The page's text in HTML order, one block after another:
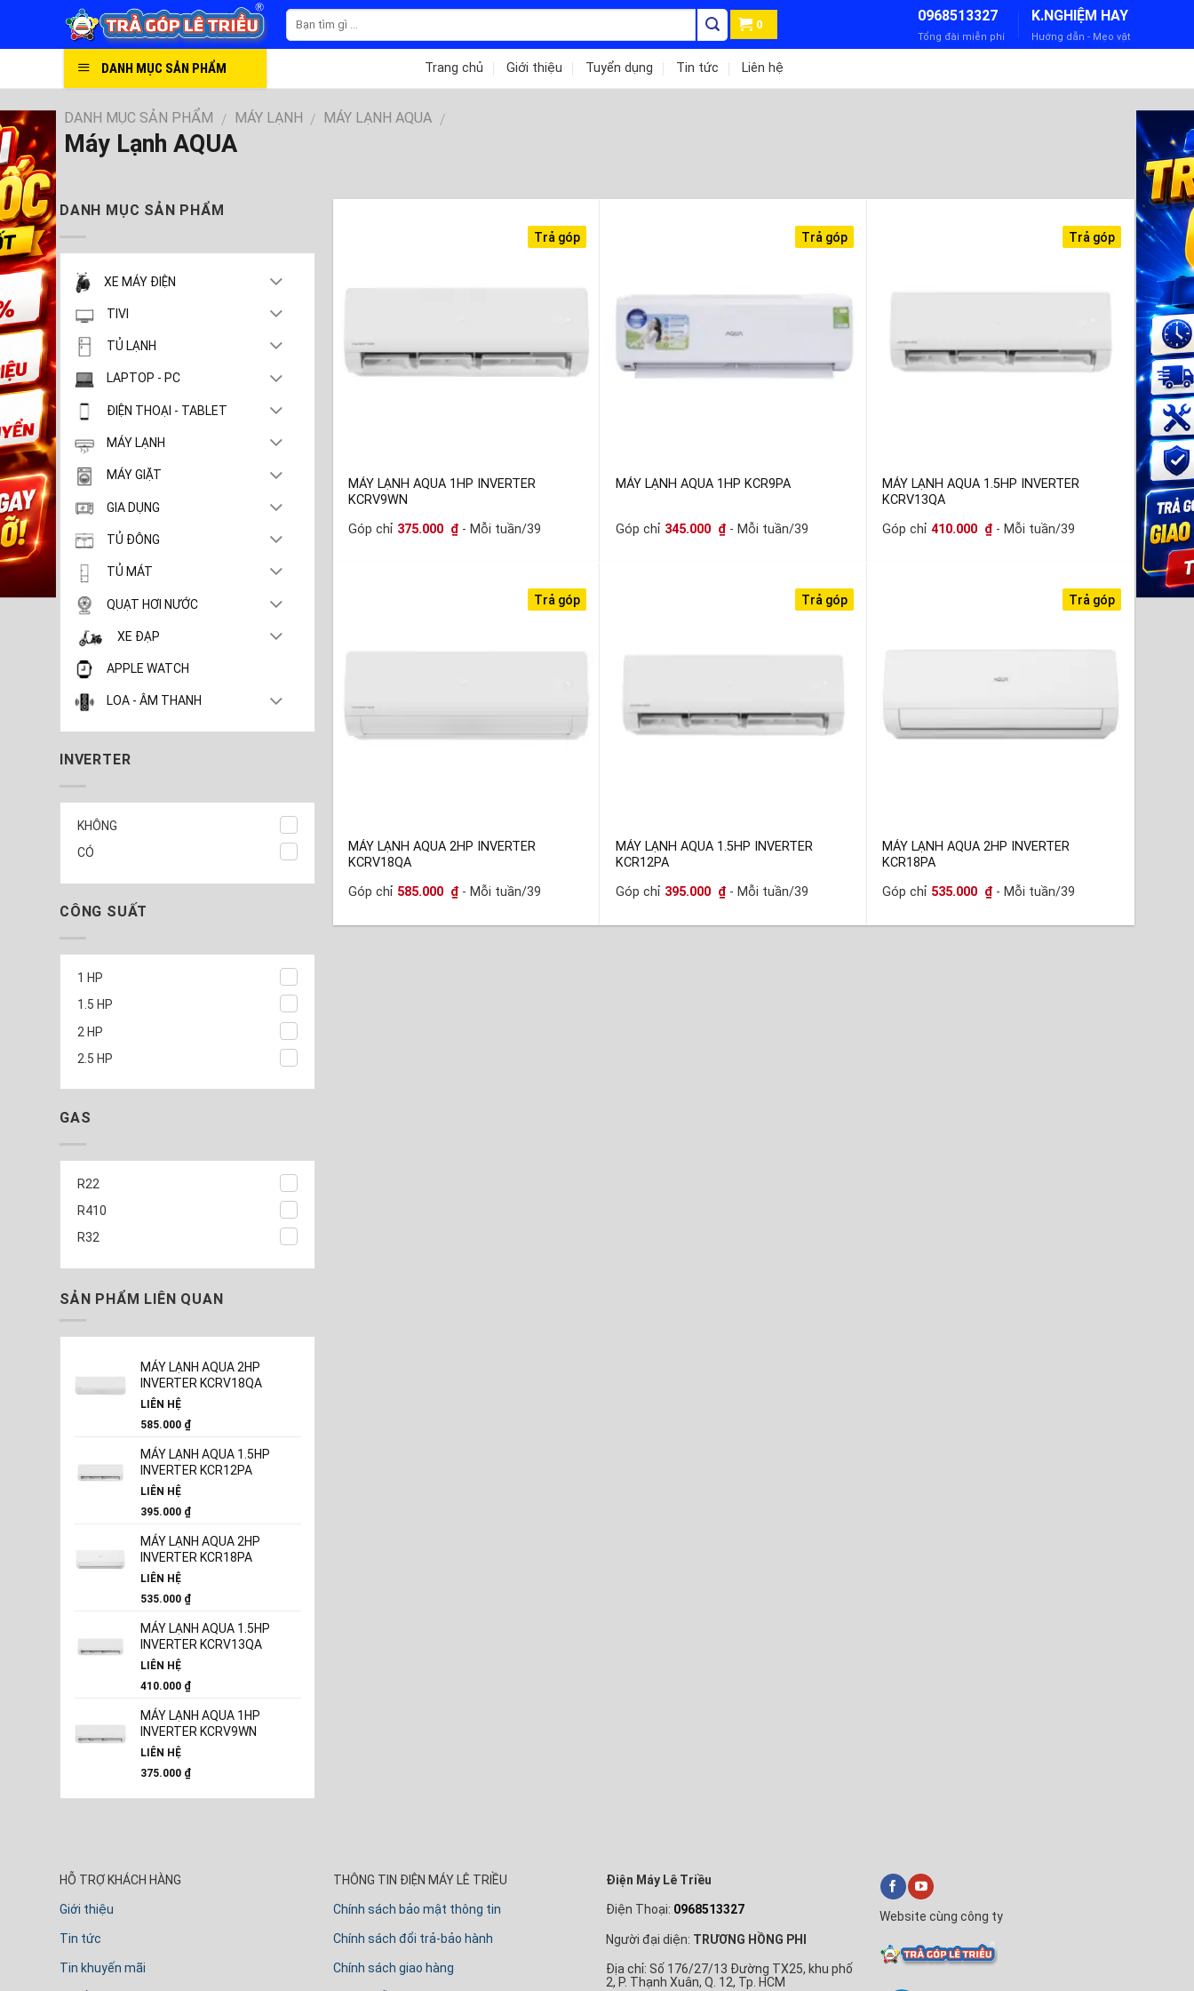
0
0968513327
Tổng đài miễn phí
K.NGHIỆM HAY
Hướng dẫn - Mẹo vặt
DANH MỤC SẢN PHẨM Trang chủ Giới thiệu Tuyển dụng Tin tức Liên hệ
DANH MỤC SẢN PHẨM / MÁY LẠNH / MÁY LẠNH AQUA /
Máy Lạnh AQUA
DANH MỤC SẢN PHẨM
XE MÁY ĐIỆN
TIVI
TỦ LẠNH
LAPTOP - PC
ĐIỆN THOẠI - TABLET
MÁY LẠNH
MÁY GIẶT
GIA DỤNG
TỦ ĐÔNG
TỦ MÁT
QUẠT HƠI NƯỚC
XE ĐẠP
APPLE WATCH
LOA - ÂM THANH
INVERTER
KHÔNG
CÓ
CÔNG SUẤT
1 HP
1.5 HP
2 HP
2.5 HP
GAS
R22
R410
R32
SẢN PHẨM LIÊN QUAN
MÁY LẠNH AQUA 2HP
INVERTER KCRV18QA
LIÊN HỆ
585.000 ₫
MÁY LẠNH AQUA 1.5HP
INVERTER KCR12PA
LIÊN HỆ
395.000 ₫
MÁY LẠNH AQUA 2HP
INVERTER KCR18PA
LIÊN HỆ
535.000 ₫
MÁY LẠNH AQUA 1.5HP
INVERTER KCRV13QA
LIÊN HỆ
410.000 ₫
MÁY LẠNH AQUA 1HP
INVERTER KCRV9WN
LIÊN HỆ
375.000 ₫
Trả góp
MÁY LẠNH AQUA 1HP INVERTER
KCRV9WN
Góp chỉ 375.000 ₫ - Mỗi tuần/39
Trả góp
MÁY LẠNH AQUA 1HP KCR9PA
Góp chỉ 345.000 ₫ - Mỗi tuần/39
Trả góp
MÁY LẠNH AQUA 1.5HP INVERTER
KCRV13QA
Góp chỉ410.000 ₫ - Mỗi tuần/39
Trả góp
MÁY LẠNH AQUA 2HP INVERTER
KCRV18QA
Góp chỉ 585.000 ₫ - Mỗi tuần/39
Trả góp
MÁY LẠNH AQUA 1.5HP INVERTER
KCR12PA
Góp chỉ 395.000 ₫ - Mỗi tuần/39
Trả góp
MÁY LẠNH AQUA 2HP INVERTER
KCR18PA
Góp chỉ 535.000 ₫ - Mỗi tuần/39
HỖ TRỢ KHÁCH HÀNG
Giới thiệu
Tin tức
Tin khuyến mãi
THÔNG TIN ĐIỆN MÁY LÊ TRIỀU
Chính sách bảo mật thông tin
Chính sách đổi trả-bảo hành
Chính sách giao hàng
Điện Máy Lê Triều
Điện Thoại: 0968513327
Người đại diện: TRƯƠNG HỒNG PHI
Địa chỉ: Số 176/27/13 Đường TX25, khu phố
2, P. Thạnh Xuân, Q. 12, Tp. HCM
Website cùng công ty